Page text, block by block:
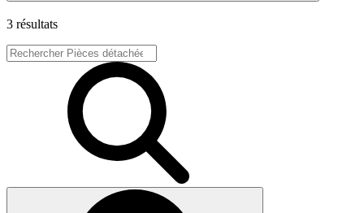
3 résultats